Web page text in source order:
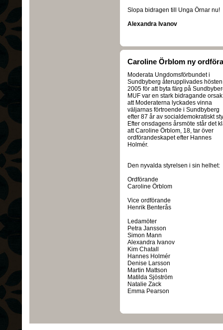
Slopa bidragen till Unga Örnar nu!
Alexandra Ivanov
Caroline Örblom ny
Moderata Ungdomsförbundet i
Sundbyberg återupplivades hösten
2005 för att byta färg på
MUF var en stark bidragande
att Moderaterna lyckades vinna
väljarnas förtroende i Sundbyberg
efter 87 år av socialdemokratiskt
Efter onsdagens årsmöte står det
att Caroline Örblom, 18, tar över
ordförandeskapet efter Hannes
Holmér.
Den nyvalda styrelsen i sin helhet:
Ordförande
Caroline Örblom
Vice ordförande
Henrik Benterås
Ledamöter
Petra Jansson
Simon Mann
Alexandra Ivanov
Kim Chatall
Hannes Holmér
Denise Larsson
Martin Mattson
Matilda Sjöström
Natalie Zack
Emma Pearson